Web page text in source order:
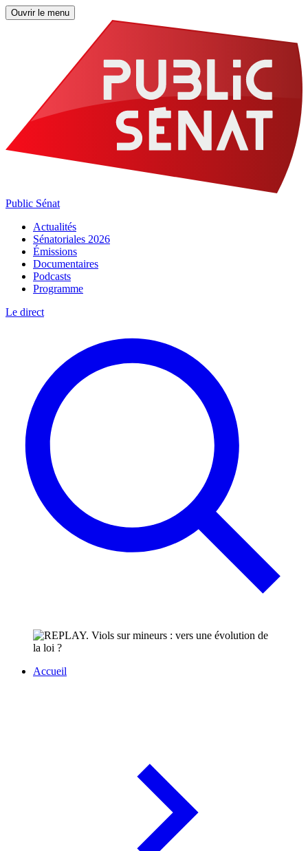
Ouvrir le menu
Public Sénat
Actualités
Sénatoriales 2026
Émissions
Documentaires
Podcasts
Programme
Le direct
Accueil